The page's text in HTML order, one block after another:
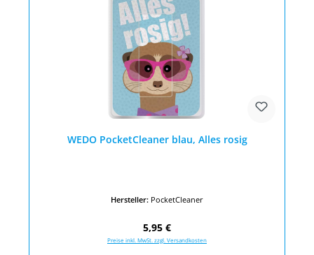
WEDO PocketCleaner blau, Alles rosig
Hersteller: PocketCleaner
Regulärer Preis:
5,95 €
Preise inkl. MwSt. zzgl. Versandkosten